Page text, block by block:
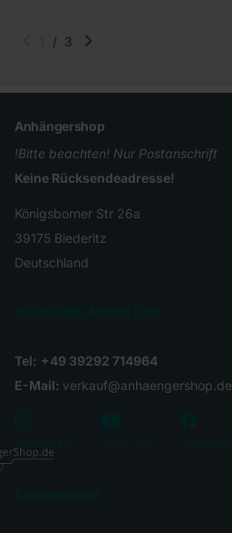
/ 3
Anhängershop
!Bitte beachten! Nur Postanschrift
Keine Rücksendeadresse!
Königsborner Str 26a
39175 Biederitz
Deutschland
Tel: +49 39292 714964
E-Mail: verkauf@anhaengershop.de